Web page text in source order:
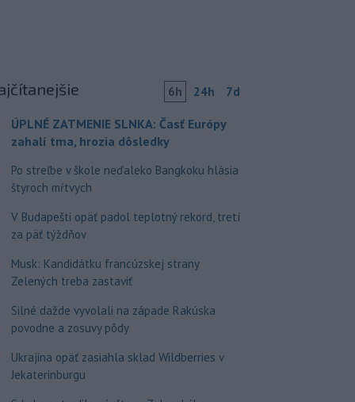
6h 24h 7d
ÚPLNÉ ZATMENIE SLNKA: Časť Európy
zahalí tma, hrozia dôsledky
Po streľbe v škole neďaleko Bangkoku hlásia
štyroch mŕtvych
V Budapešti opäť padol teplotný rekord, tretí
za päť týždňov
Musk: Kandidátku francúzskej strany
Zelených treba zastaviť
Silné dažde vyvolali na západe Rakúska
povodne a zosuvy pôdy
Ukrajina opäť zasiahla sklad Wildberries v
Jekaterinburgu